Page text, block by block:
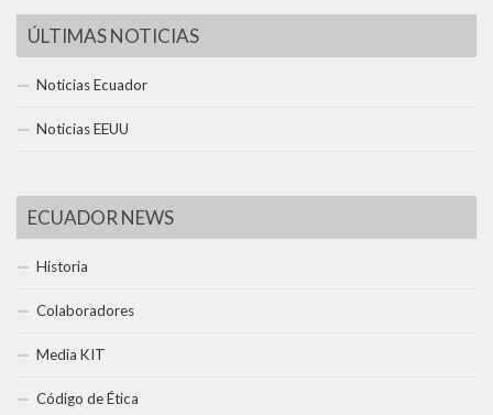
ÚLTIMAS NOTICIAS
Noticias Ecuador
Noticias EEUU
ECUADOR NEWS
Historia
Colaboradores
Media KIT
Código de Ética